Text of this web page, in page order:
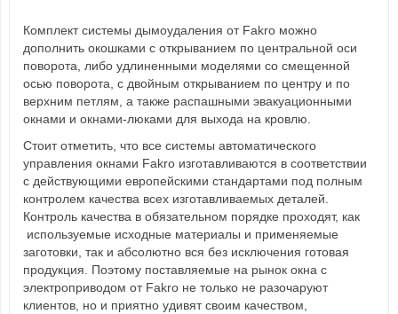
Комплект системы дымоудаления от Fakro можно
дополнить окошками с открыванием по центральной оси
поворота, либо удлиненными моделями со смещенной
осью поворота, с двойным открыванием по центру и по
верхним петлям, а также распашными эвакуационными
окнами и окнами-люками для выхода на кровлю.
Стоит отметить, что все системы автоматического
управления окнами Fakro изготавливаются в соответствии
с действующими европейскими стандартами под полным
контролем качества всех изготавливаемых деталей.
Контроль качества в обязательном порядке проходят, как
используемые исходные материалы и применяемые
заготовки, так и абсолютно вся без исключения готовая
продукция. Поэтому поставляемые на рынок окна с
электроприводом от Fakro не только не разочаруют
клиентов, но и приятно удивят своим качеством,